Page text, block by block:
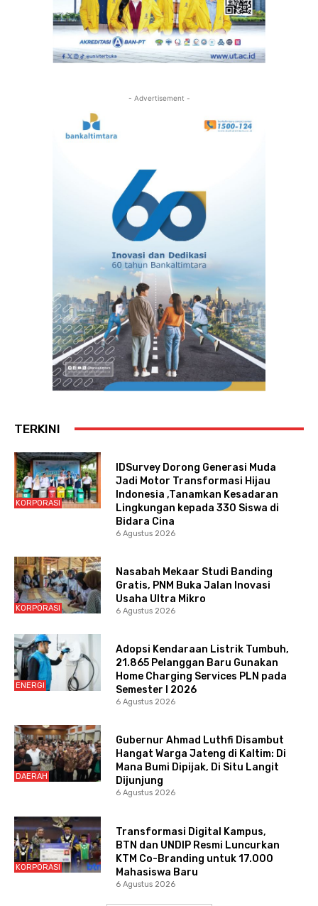
- Advertisement -
TERKINI
KORPORASI
IDSurvey Dorong Generasi Muda
Jadi Motor Transformasi Hijau
Indonesia ,Tanamkan Kesadaran
Lingkungan kepada 330 Siswa di
Bidara Cina
6 Agustus 2026
KORPORASI
Nasabah Mekaar Studi Banding
Gratis, PNM Buka Jalan Inovasi
Usaha Ultra Mikro
6 Agustus 2026
ENERGI
Adopsi Kendaraan Listrik Tumbuh,
21.865 Pelanggan Baru Gunakan
Home Charging Services PLN pada
Semester I 2026
6 Agustus 2026
DAERAH
Gubernur Ahmad Luthfi Disambut
Hangat Warga Jateng di Kaltim: Di
Mana Bumi Dipijak, Di Situ Langit
Dijunjung
6 Agustus 2026
KORPORASI
Transformasi Digital Kampus,
BTN dan UNDIP Resmi Luncurkan
KTM Co-Branding untuk 17.000
Mahasiswa Baru
6 Agustus 2026